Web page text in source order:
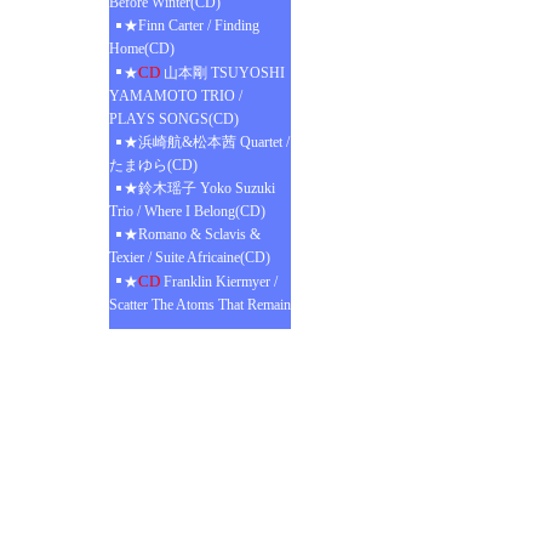
★Finn Carter / Finding
Home(CD)
★CD 山本剛 TSUYOSHI
YAMAMOTO TRIO /
PLAYS SONGS(CD)
★浜崎航&松本茜 Quartet /
たまゆら(CD)
★鈴木瑶子 Yoko Suzuki
Trio / Where I Belong(CD)
★Romano & Sclavis &
Texier / Suite Africaine(CD)
★CD Franklin Kiermyer /
Scatter The Atoms That Remain